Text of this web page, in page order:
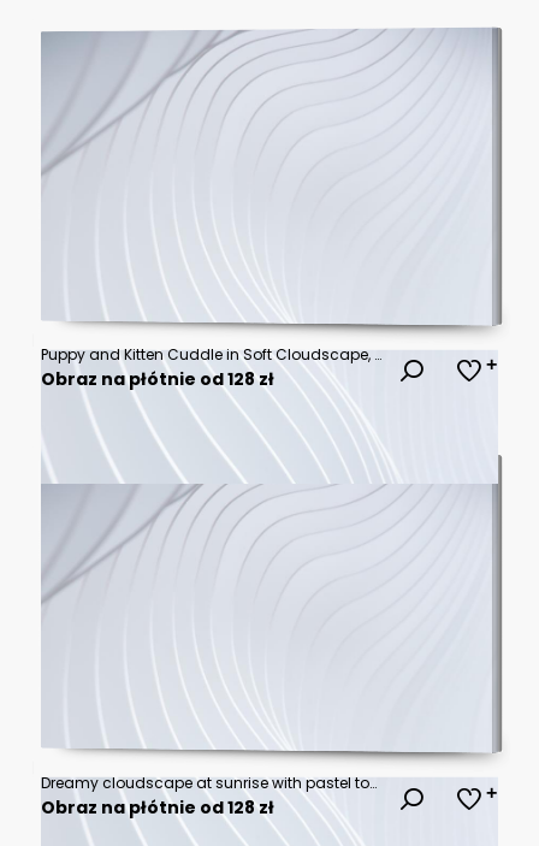
Puppy and Kitten Cuddle in Soft Cloudscape, Whimsical Illustration, Serene Environment, Adorable Perspective
Obraz na płótnie od 128 zł
Dreamy cloudscape at sunrise with pastel tones. AI generated
Obraz na płótnie od 128 zł